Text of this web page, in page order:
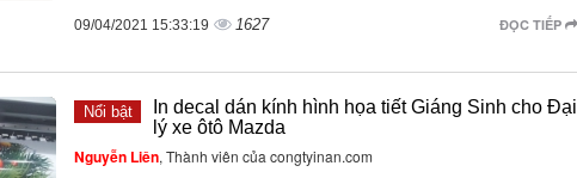
ĐỌC TIẾP
09/04/2021 15:33:19 1627
Nổi bật
In decal dán kính hình họa tiết Giáng Sinh cho Đại
lý xe ôtô Mazda
Nguyễn Liên, Thành viên của congtyinan.com